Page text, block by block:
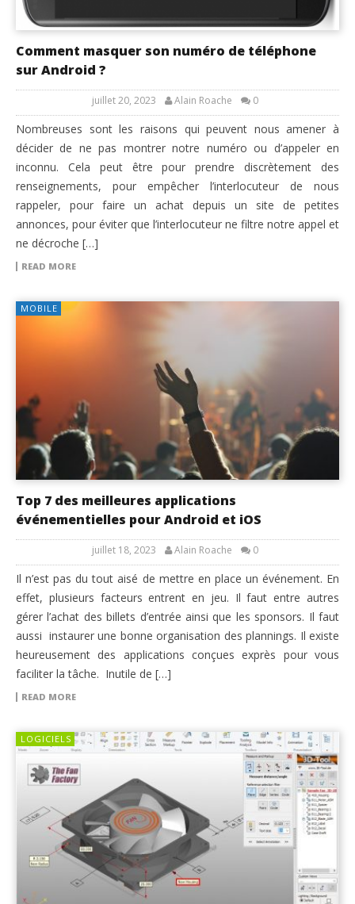
Comment masquer son numéro de téléphone
sur Android ?
juillet 20, 2023 Alain Roache 0
Nombreuses sont les raisons qui peuvent nous amener à
décider de ne pas montrer notre numéro ou d’appeler en
inconnu. Cela peut être pour prendre discrètement des
renseignements, pour empêcher l’interlocuteur de nous
rappeler, pour faire un achat depuis un site de petites
annonces, pour éviter que l’interlocuteur ne filtre notre appel et
ne décroche […]
READ MORE
MOBILE
Top 7 des meilleures applications
événementielles pour Android et iOS
juillet 18, 2023 Alain Roache 0
Il n’est pas du tout aisé de mettre en place un événement. En
effet, plusieurs facteurs entrent en jeu. Il faut entre autres
gérer l’achat des billets d’entrée ainsi que les sponsors. Il faut
aussi instaurer une bonne organisation des plannings. Il existe
heureusement des applications conçues exprès pour vous
faciliter la tâche. Inutile de […]
READ MORE
LOGICIELS